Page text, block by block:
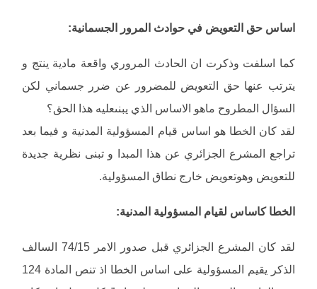
اساس حق التعويض في حوادث المرور الجسمانية:
كما اسلفت وذكرت ان الحادث المروري واقعة مادية ينتج و
يترتب عنها حق التعويض للمضرور عن ضرر جسماني لكن
السؤال المطروح ماهو الاساس الذي يبنىعليه هذا الحق؟
لقد كان الخطا هو اساس قيام المسؤولية المدنية و فيما بعد
تراجع المشرع الجزائري عن هذا المبدا و تبنى نظرية جديدة
للتعويض وهوتعويض خارج نطاق المسؤولية.
الخطا كاساس لقيام المسؤولية المدنية:
لقد كان المشرع الجزائري قبل صدور الامر 74/15 السالف
الذكر يقيم المسؤولية على اساس الخطا اذ تنص المادة 124